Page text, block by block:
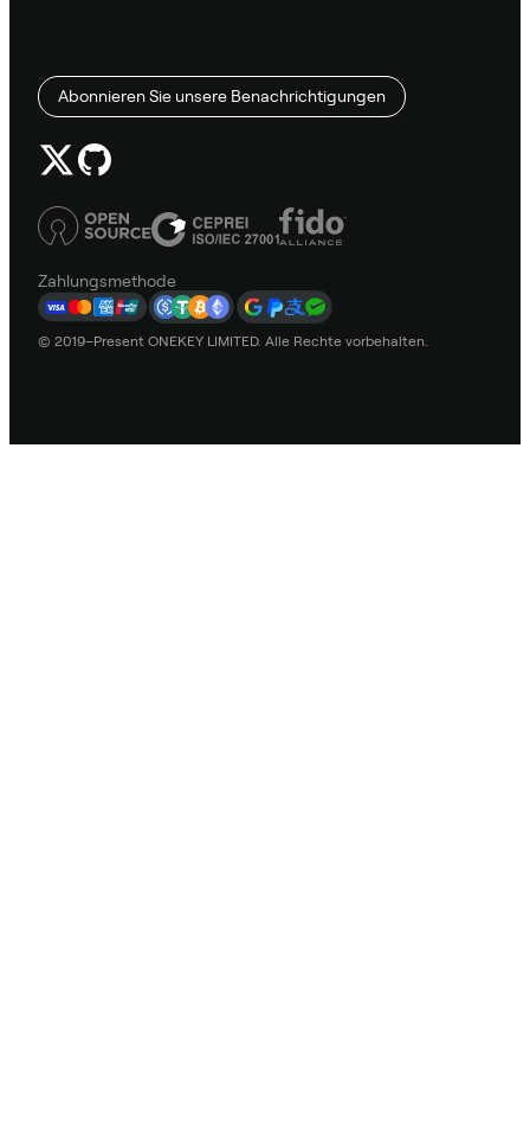
Abonnieren Sie unsere Benachrichtigungen
Zahlungsmethode
© 2019–Present ONEKEY LIMITED. Alle Rechte vorbehalten.